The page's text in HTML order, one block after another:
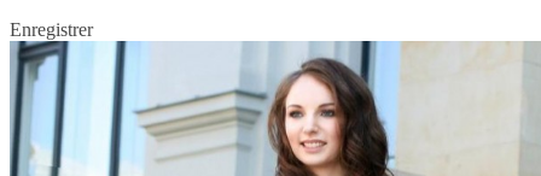
Enregistrer